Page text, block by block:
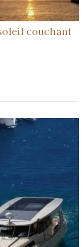
couchant